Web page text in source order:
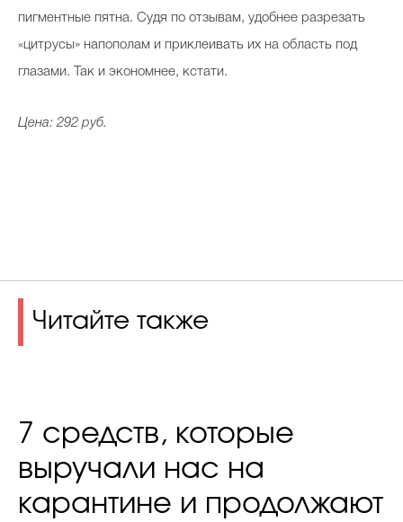
пигментные пятна. Судя по отзывам, удобнее разрезать
«цитрусы» напополам и приклеивать их на область под
глазами. Так и экономнее, кстати.
Цена: 292 руб.
Читайте также
7 средств, которые
выручали нас на
карантине и продолжают